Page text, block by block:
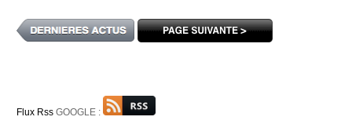
Flux Rss GOOGLE :